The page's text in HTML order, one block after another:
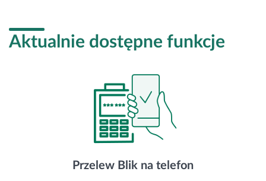
Aktualnie dostępne funkcje
Przelew Blik na telefon